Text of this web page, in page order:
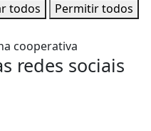
todos Permitir todos
redes sociais